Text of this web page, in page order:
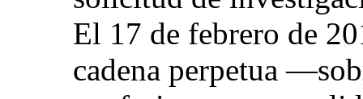
El 17 de febrero de
cadena perpetua